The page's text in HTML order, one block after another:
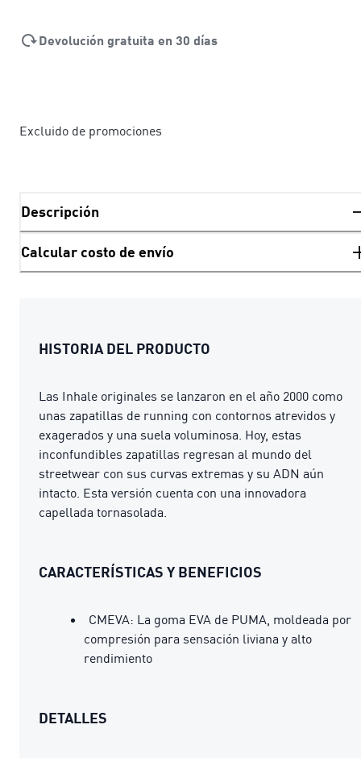
Devolución gratuita en 30 días
Excluido de promociones
Descripción
Calcular costo de envío
HISTORIA DEL PRODUCTO
Las Inhale originales se lanzaron en el año 2000 como
unas zapatillas de running con contornos atrevidos y
exagerados y una suela voluminosa. Hoy, estas
inconfundibles zapatillas regresan al mundo del
streetwear con sus curvas extremas y su ADN aún
intacto. Esta versión cuenta con una innovadora
capellada tornasolada.
CARACTERÍSTICAS Y BENEFICIOS
CMEVA: La goma EVA de PUMA, moldeada por
compresión para sensación liviana y alto
rendimiento
DETALLES